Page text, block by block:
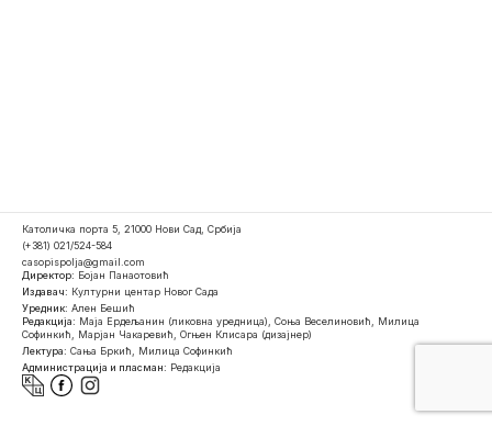
Католичка порта 5, 21000 Нови Сад, Србија
(+381) 021/524-584
casopispolja@gmail.com
Директор: Бојан Панаотовић
Издавач: Културни центар Новог Сада
Уредник: Ален Бешић
Редакција: Маја Ердељанин (ликовна уредница), Соња Веселиновић, Милица
Софинкић, Марјан Чакаревић, Огњен Клисара (дизајнер)
Лектура: Сања Бркић, Милица Софинкић
Администрација и пласман: Редакција